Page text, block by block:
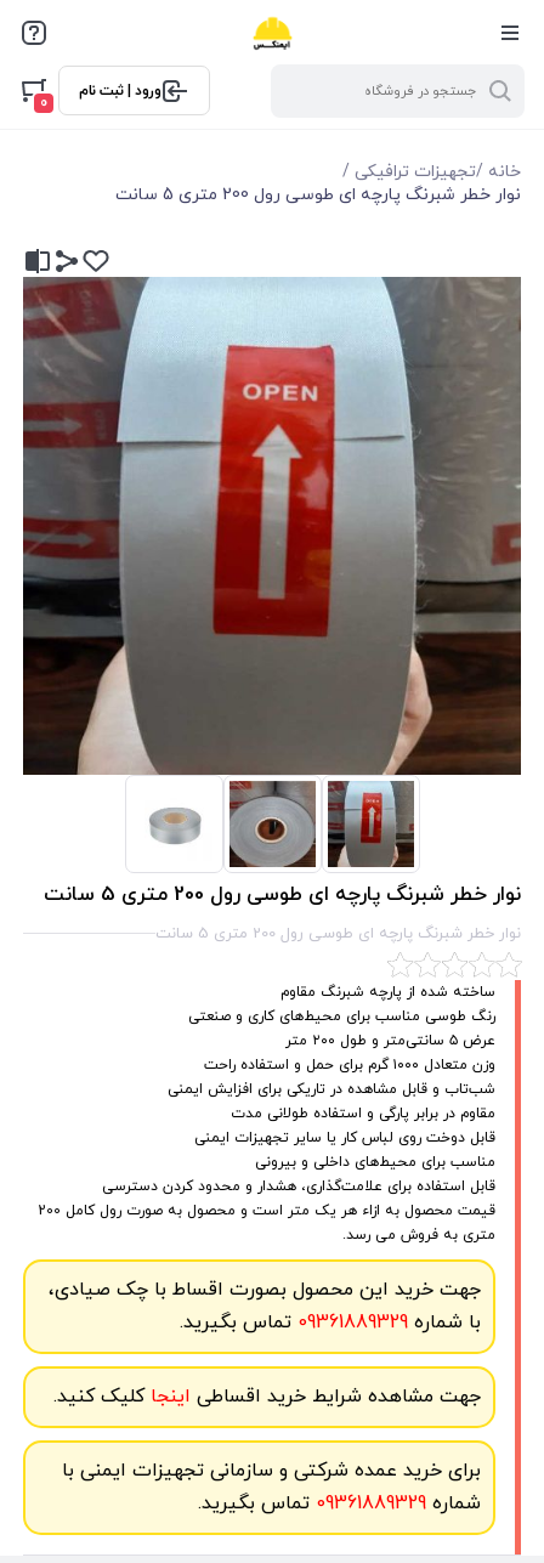
ورود | ثبت نام
0
خانه /تجهیزات ترافیکی /
نوار خطر شبرنگ پارچه‌ ای طوسی رول 200 متری 5 سانت
نوار خطر شبرنگ پارچه‌ ای طوسی رول 200 متری 5 سانت
نوار خطر شبرنگ پارچه‌ ای طوسی رول 200 متری 5 سانت
ساخته شده از پارچه شبرنگ مقاوم
رنگ طوسی مناسب برای محیط‌های کاری و صنعتی
عرض ۵ سانتی‌متر و طول ۲۰۰ متر
وزن متعادل ۱۰۰۰ گرم برای حمل و استفاده راحت
شب‌تاب و قابل مشاهده در تاریکی برای افزایش ایمنی
مقاوم در برابر پارگی و استفاده طولانی مدت
قابل دوخت روی لباس کار یا سایر تجهیزات ایمنی
مناسب برای محیط‌های داخلی و بیرونی
قابل استفاده برای علامت‌گذاری، هشدار و محدود کردن دسترسی
قیمت محصول به ازاء هر یک متر است و محصول به صورت رول کامل 200
متری به فروش می رسد.
جهت خرید این محصول بصورت اقساط با چک صیادی،
با شماره09361889329 تماس بگیرید.
جهت مشاهده شرایط خرید اقساطی اینجاکلیک کنید.
برای خرید عمده شرکتی و سازمانی تجهیزات ایمنی با
شماره09361889329 تماس بگیرید.